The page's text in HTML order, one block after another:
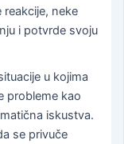
reakcije, neke
i potvrde svoju
u kojima
probleme kao
iskustva.
se privuče